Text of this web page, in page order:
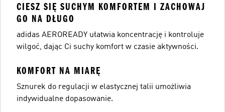
CIESZ SIĘ SUCHYM KOMFORTEM I ZACHOWAJ
GO NA DŁUGO
adidas AEROREADY ułatwia koncentrację i kontroluje
wilgoć, dając Ci suchy komfort w czasie aktywności.
KOMFORT NA MIARĘ
Sznurek do regulacji w elastycznej talii umożliwia
indywidualne dopasowanie.